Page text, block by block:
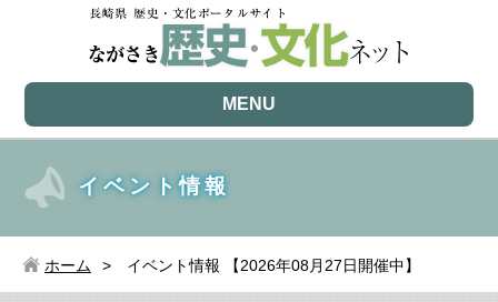
MENU
イベント情報
ホーム イベント情報 【2026年08月27日開催中】